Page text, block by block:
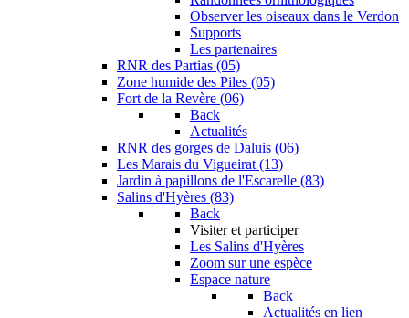
Observer les oiseaux dans le Verdon
Supports
Les partenaires
RNR des Partias (05)
Zone humide des Piles (05)
Fort de la Revère (06)
Back
Actualités
RNR des gorges de Daluis (06)
Les Marais du Vigueirat (13)
Jardin à papillons de l'Escarelle (83)
Salins d'Hyères (83)
Back
Visiter et participer
Les Salins d'Hyères
Zoom sur une espèce
Espace nature
Back
Actualités en lien